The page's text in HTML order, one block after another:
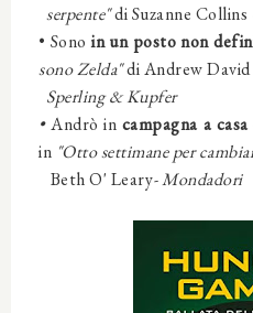
serpente"di Suzanne Collins
• Sono in un posto non
sono Zelda"di Andrew
Sperling & Kupfer
•Andrò in campagna a
in "Otto settimane per
Beth O' Leary-Mondadori